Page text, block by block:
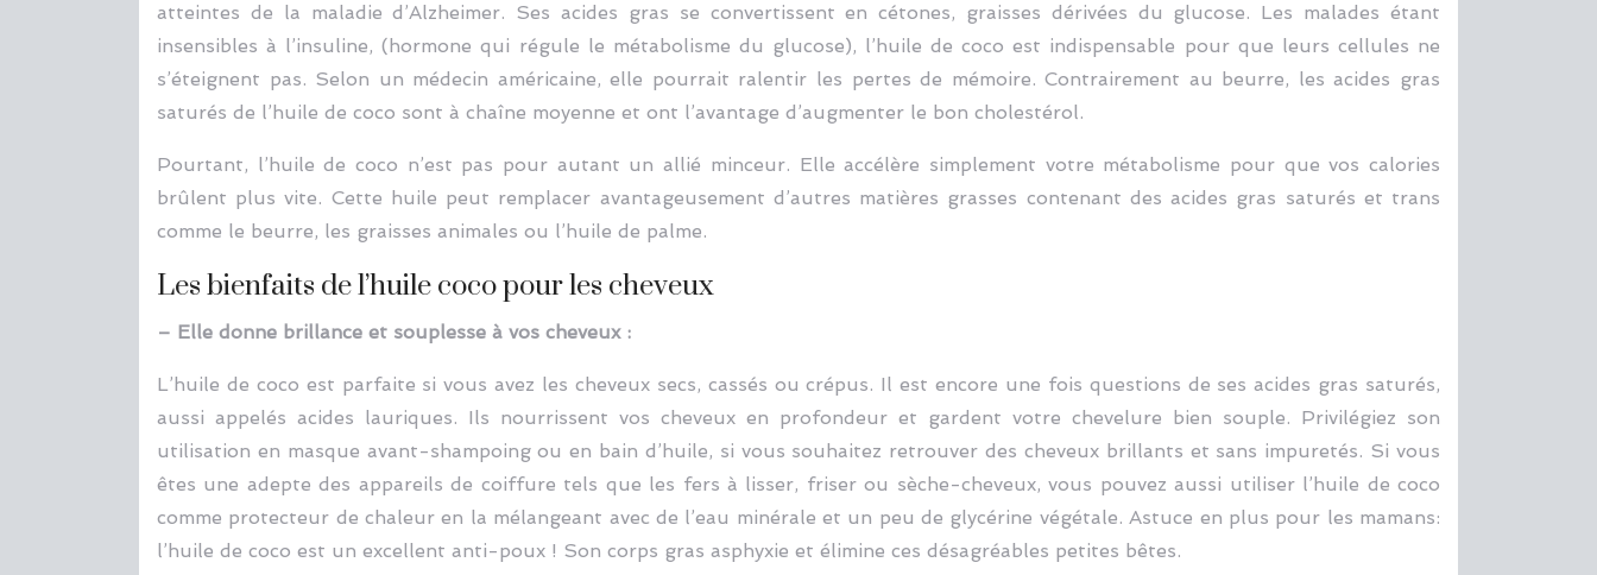
atteintes de la maladie d’Alzheimer. Ses acides gras se convertissent en cétones, graisses dérivées du glucose. Les malades étant
insensibles à l’insuline, (hormone qui régule le métabolisme du glucose), l’huile de coco est indispensable pour que leurs cellules ne
s’éteignent pas. Selon un médecin américaine, elle pourrait ralentir les pertes de mémoire. Contrairement au beurre, les acides gras
saturés de l’huile de coco sont à chaîne moyenne et ont l’avantage d’augmenter le bon cholestérol.
Pourtant, l’huile de coco n’est pas pour autant un allié minceur. Elle accélère simplement votre métabolisme pour que vos calories
brûlent plus vite. Cette huile peut remplacer avantageusement d’autres matières grasses contenant des acides gras saturés et trans
comme le beurre, les graisses animales ou l’huile de palme.
Les bienfaits de l’huile coco pour les cheveux
– Elle donne brillance et souplesse à vos cheveux :
L’huile de coco est parfaite si vous avez les cheveux secs, cassés ou crépus. Il est encore une fois questions de ses acides gras saturés,
aussi appelés acides lauriques. Ils nourrissent vos cheveux en profondeur et gardent votre chevelure bien souple. Privilégiez son
utilisation en masque avant-shampoing ou en bain d’huile, si vous souhaitez retrouver des cheveux brillants et sans impuretés. Si vous
êtes une adepte des appareils de coiffure tels que les fers à lisser, friser ou sèche-cheveux, vous pouvez aussi utiliser l’huile de coco
comme protecteur de chaleur en la mélangeant avec de l’eau minérale et un peu de glycérine végétale. Astuce en plus pour les mamans:
l’huile de coco est un excellent anti-poux ! Son corps gras asphyxie et élimine ces désagréables petites bêtes.